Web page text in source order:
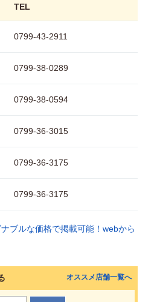
TEL
0799-43-2911
0799-38-0289
0799-38-0594
0799-36-3015
0799-36-3175
0799-36-3175
オススメ店舗一覧へ